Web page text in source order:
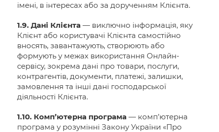
імені, в інтересах або за дорученням Клієнта.
1.9. Дані Клієнта — виключно інформація, яку
Клієнт або користувачі Клієнта самостійно
вносять, завантажують, створюють або
формують у межах використання Онлайн-
сервісу, зокрема дані про товари, послуги,
контрагентів, документи, платежі, залишки,
замовлення та інші дані господарської
діяльності Клієнта.
1.10. Комп’ютерна програма — комп’ютерна
програма у розумінні Закону України «Про